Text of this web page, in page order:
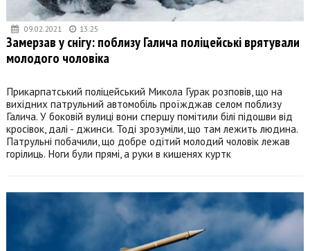
09.02.2021 13:25
Замерзав у снігу: поблизу Галича поліцейські врятували
молодого чоловіка
Прикарпатський поліцейський Микола Гурак розповів, що на
вихідних патрульний автомобіль проїжджав селом поблизу
Галича. У боковій вулиці вони спершу помітили білі підошви від
кросівок, далі - джинси. Тоді зрозуміли, що там лежить людина.
Патрульні побачили, що добре одітий молодий чоловік лежав
горілиць. Ноги були прямі, а руки в кишенях куртк